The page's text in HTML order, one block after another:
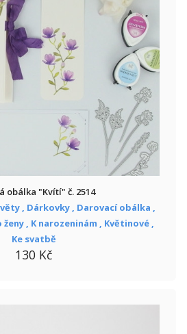
obálka "Kvítí" č. 2514
, Dárkovky , Darovací obálka ,
ženy , K narozeninám , Květinové ,
Ke svatbě
130 Kč